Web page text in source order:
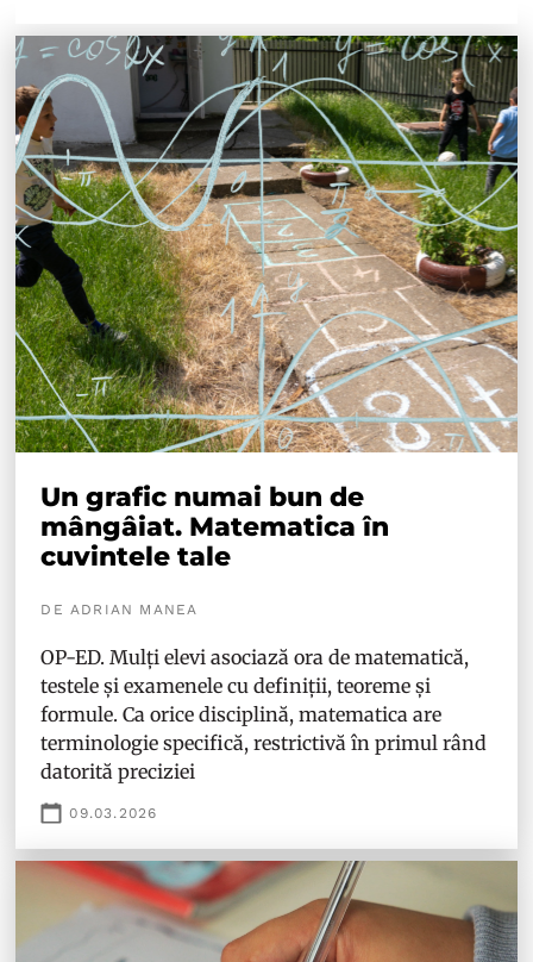
Un grafic numai bun de
mângâiat. Matematica în
cuvintele tale
DE ADRIAN MANEA
OP-ED. Mulți elevi asociază ora de matematică,
testele și examenele cu definiții, teoreme și
formule. Ca orice disciplină, matematica are
terminologie specifică, restrictivă în primul rând
datorită preciziei
09.03.2026